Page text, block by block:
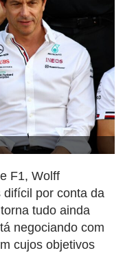
F1, Wolff
difícil por conta da
tudo ainda
negociando com
cujos objetivos